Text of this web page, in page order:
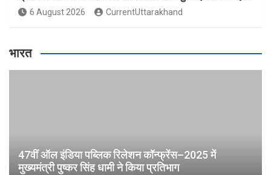
6 August 2026 CurrentUttarakhand
भारत
47वीं ऑल इंडिया पब्लिक रिलेशन कॉन्फ्रेंस–2025 में
मुख्यमंत्री पुष्कर सिंह धामी ने किया प्रतिभाग